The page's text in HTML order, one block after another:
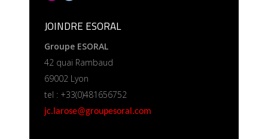
JOINDRE ESORAL
Groupe ESORAL
42 quai Rambaud
69002 Lyon
tel : +33(0)481656752
jc.larose@groupesoral.com